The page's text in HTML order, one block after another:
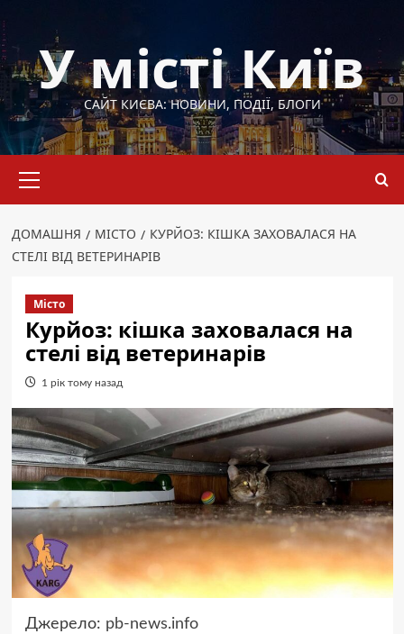
до
вмістуУ місті Київ
САЙТ КИЄВА: НОВИНИ, ПОДІЇ, БЛОГИ
меню
ДОМАШНЯ МІСТО
КУРЙОЗ: КІШКА ЗАХОВАЛАСЯ НА
СТЕЛІ ВІД ВЕТЕРИНАРІВ
Місто
Курйоз: кішка заховалася на
стелі від ветеринарів
1 рік тому назад
Джерело: pb-news.info